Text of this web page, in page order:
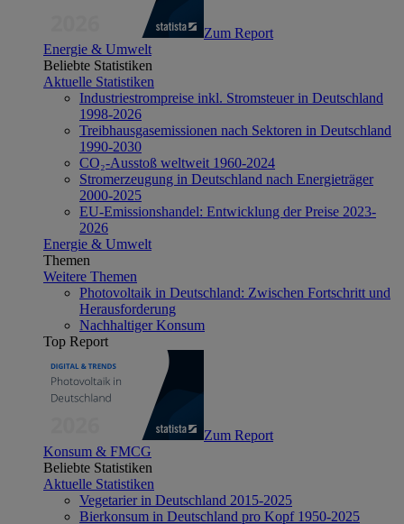
Zum Report
Energie & Umwelt
Beliebte Statistiken
Aktuelle Statistiken
Industriestrompreise inkl. Stromsteuer in Deutschland
1998-2026
Treibhausgasemissionen nach Sektoren in Deutschland
1990-2030
CO₂-Ausstoß weltweit 1960-2024
Stromerzeugung in Deutschland nach Energieträger
2000-2025
EU-Emissionshandel: Entwicklung der Preise 2023-
2026
Energie & Umwelt
Themen
Weitere Themen
Photovoltaik in Deutschland: Zwischen Fortschritt und
Herausforderung
Nachhaltiger Konsum
Top Report
Zum Report
Konsum & FMCG
Beliebte Statistiken
Aktuelle Statistiken
Vegetarier in Deutschland 2015-2025
Bierkonsum in Deutschland pro Kopf 1950-2025